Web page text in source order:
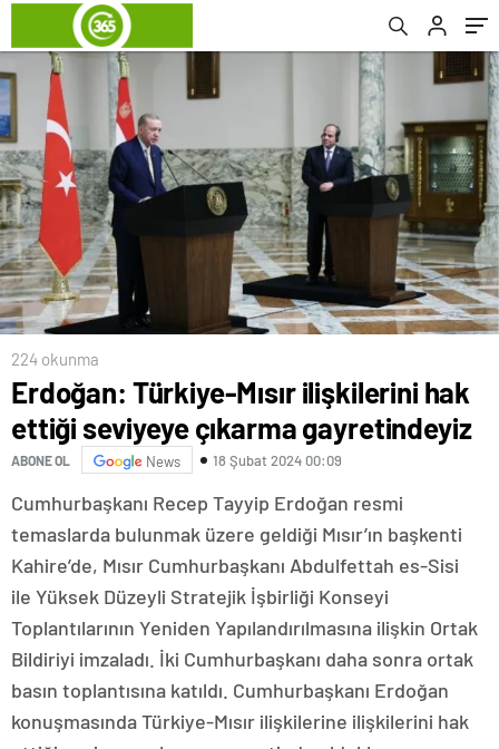
224 okunma
Erdoğan: Türkiye-Mısır ilişkilerini hak
ettiği seviyeye çıkarma gayretindeyiz
ABONE OL News 18 Şubat 2024 00:09
Cumhurbaşkanı Recep Tayyip Erdoğan resmi
temaslarda bulunmak üzere geldiği Mısır’ın başkenti
Kahire’de, Mısır Cumhurbaşkanı Abdulfettah es-Sisi
ile Yüksek Düzeyli Stratejik İşbirliği Konseyi
Toplantılarının Yeniden Yapılandırılmasına ilişkin Ortak
Bildiriyi imzaladı. İki Cumhurbaşkanı daha sonra ortak
basın toplantısına katıldı. Cumhurbaşkanı Erdoğan
konuşmasında Türkiye-Mısır ilişkilerine ilişkilerini hak